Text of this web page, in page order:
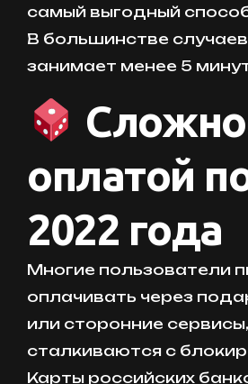
самый выгодный
В большинстве
занимает менее 5
оплатой
2022 года
Многие пользователи
оплачивать через
или сторонние
сталкиваются с
Карты российских